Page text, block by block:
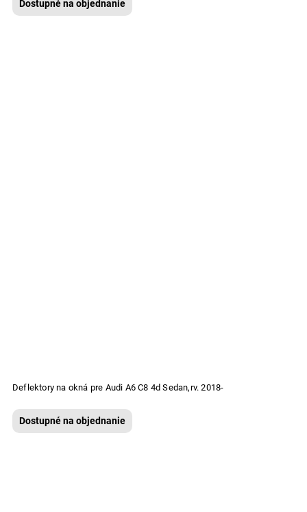
Dostupné na objednanie
Deflektory na okná pre Audi A6 C8 4d Sedan,rv. 2018-
Dostupné na objednanie